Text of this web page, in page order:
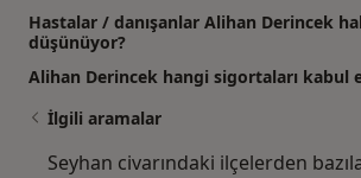
Hastalar / danışanlar Alihan Derincek
düşünüyor?
Alihan Derincek hangi sigortaları kabul
İlgili aramalar
Seyhan civarındaki ilçelerden